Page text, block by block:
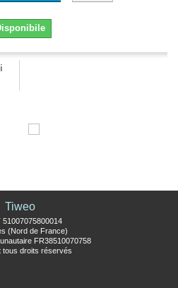
Tiweo
51007075800014
(Nord de France)
FR38510070758
tous droits réservés